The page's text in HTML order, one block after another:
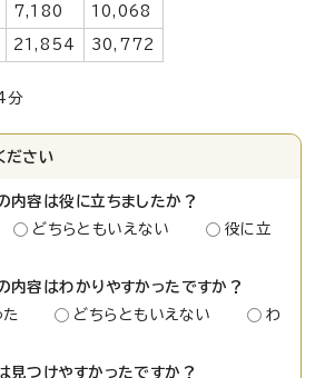
7,180 10,068
21,854 30,772
分
ださい
内容は役に立ちましたか？
どちらともいえない
役に立
内容はわかりやすかったですか？
た
どちらともいえない
わ
見つけやすかったですか？